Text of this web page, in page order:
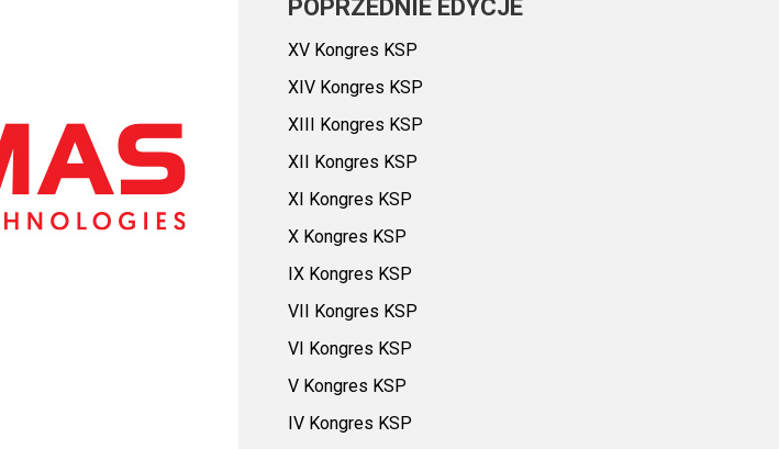
POPRZEDNIE EDYCJE
XV Kongres KSP
XIV Kongres KSP
XIII Kongres KSP
XII Kongres KSP
XI Kongres KSP
X Kongres KSP
IX Kongres KSP
VII Kongres KSP
VI Kongres KSP
V Kongres KSP
IV Kongres KSP